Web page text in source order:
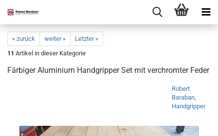
« zurück weiter »
Letzter »
11 Artikel in dieser Kategorie
Färbiger Aluminium Handgripper Set mit verchromter Feder
Robert
Baraban,
Handgripper